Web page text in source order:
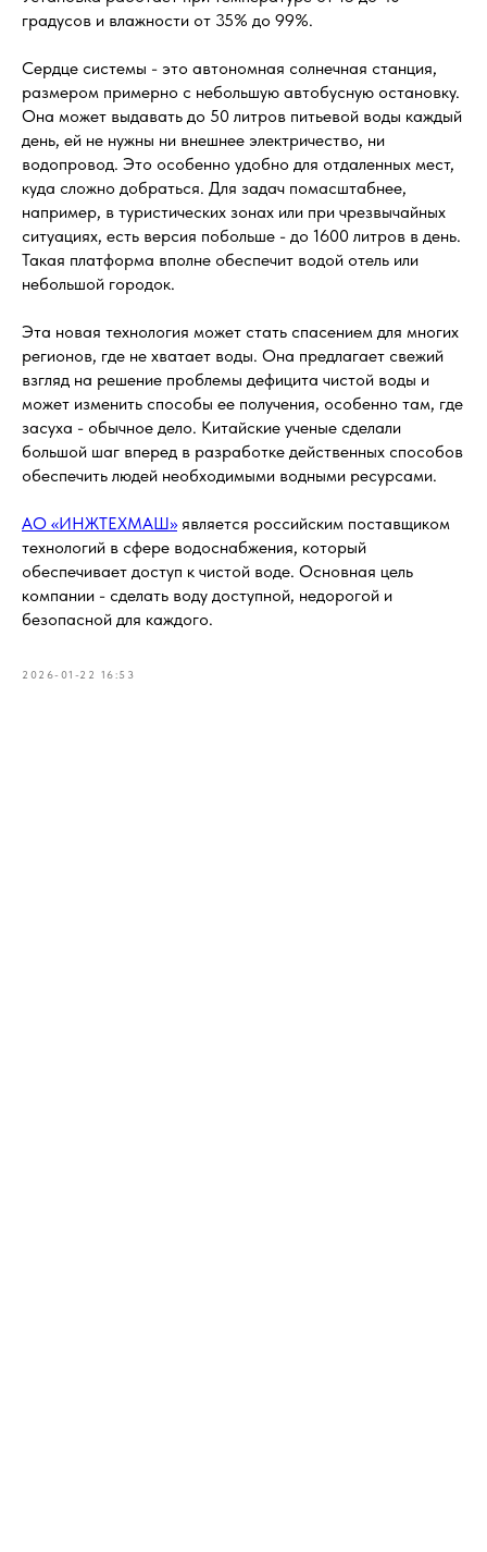
градусов и влажности от 35% до 99%.
Сердце системы - это автономная солнечная станция,
размером примерно с небольшую автобусную остановку.
Она может выдавать до 50 литров питьевой воды каждый
день, ей не нужны ни внешнее электричество, ни
водопровод. Это особенно удобно для отдаленных мест,
куда сложно добраться. Для задач помасштабнее,
например, в туристических зонах или при чрезвычайных
ситуациях, есть версия побольше - до 1600 литров в день.
Такая платформа вполне обеспечит водой отель или
небольшой городок.
Эта новая технология может стать спасением для многих
регионов, где не хватает воды. Она предлагает свежий
взгляд на решение проблемы дефицита чистой воды и
может изменить способы ее получения, особенно там, где
засуха - обычное дело. Китайские ученые сделали
большой шаг вперед в разработке действенных способов
обеспечить людей необходимыми водными ресурсами.
АО «ИНЖТЕХМАШ»является российским поставщиком
технологий в сфере водоснабжения, который
обеспечивает доступ к чистой воде. Основная цель
компании - сделать воду доступной, недорогой и
безопасной для каждого.
2026-01-22 16:53